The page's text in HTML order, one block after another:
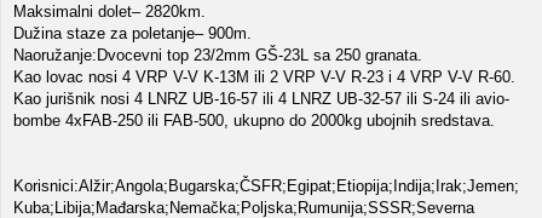
Maksimalni dolet– 2820km.
Dužina staze za poletanje– 900m.
Naoružanje:Dvocevni top 23/2mm GŠ-23L sa 250 granata.
Kao lovac nosi 4 VRP V-V K-13M ili 2 VRP V-V R-23 i 4 VRP V-V R-60.
Kao jurišnik nosi 4 LNRZ UB-16-57 ili 4 LNRZ UB-32-57 ili S-24 ili avio-
bombe 4xFAB-250 ili FAB-500, ukupno do 2000kg ubojnih sredstava.
Korisnici:Alžir;Angola;Bugarska;ČSFR;Egipat;Etiopija;Indija;Irak;Jemen;
Kuba;Libija;Mađarska;Nemačka;Poljska;Rumunija;SSSR;Severna